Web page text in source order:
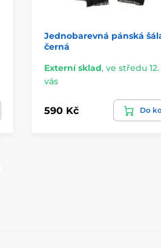
Jednobarevná pánská
černá
Externí sklad, ve středu 12.
vás
590 Kč Do